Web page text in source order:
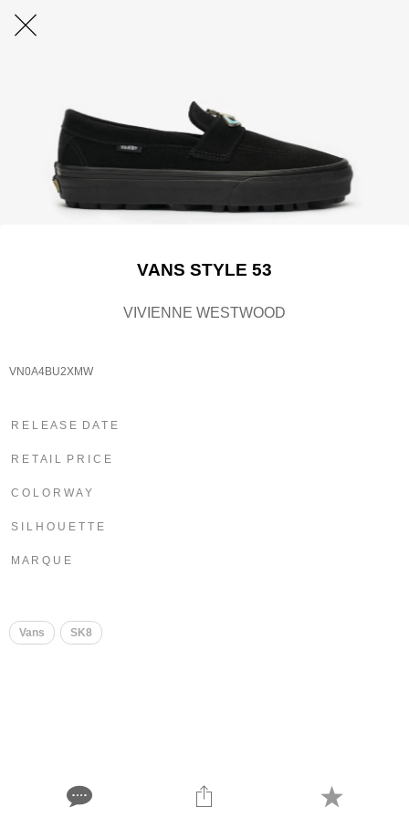
VANS STYLE 53
VIVIENNE WESTWOOD
VN0A4BU2XMW
R E L E A S E D A T E
R E T A I L P R I C E
C O L O R W A Y
S I L H O U E T T E
M A R Q U E
Vans SK8